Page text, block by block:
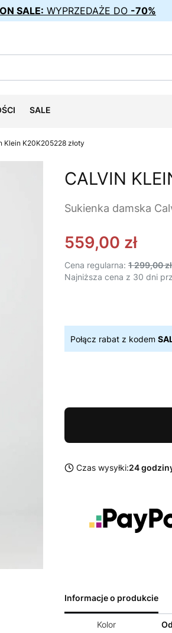
SALE: WYPRZEDAŻE DO -70%
SALE
K20K205228 złoty
CALVIN
Sukienka damska
559,00 zł
Cena regularna: 1 299,00 zł
Najniższa cena z 30 dni
Połącz rabat z kodem
Czas wysyłki:24
Informacje o produkcie
Kolor